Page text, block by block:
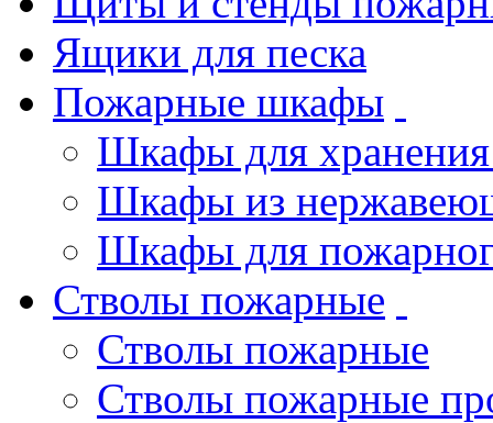
Ящики для песка
Пожарные шкафы
Шкафы для хранения
Шкафы из
Шкафы для
Стволы пожарные
Стволы пожарные
Стволы пожарные